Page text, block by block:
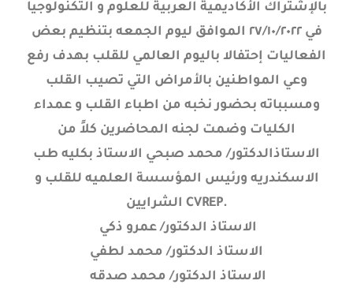
بالإشتراك الأكاديمية العربية للعلوم و التكنولوجيا
في ٢٧/١٠/٢٠٢٢ الموافق ليوم الجمعه بتنظيم بعض
الفعاليات إحتفالا باليوم العالمي للقلب بهدف رفع
وعي المواطنين بالأمراض التي تصيب القلب
ومسبباته بحضور نخبه من اطباء القلب و عمداء
الكليات وضمت لجنه المحاضرين كلاً من
الاستاذالدكتور/ محمد صبحي الاستاذ بكليه طب
الاسكندريه ورئيس المؤسسة العلميه للقلب و
الشرايين CVREP.
الاستاذ الدكتور/ عمرو ذكي
الاستاذ الدكتور/ محمد لطفي
الاستاذ الدكتور/ محمد صدقه